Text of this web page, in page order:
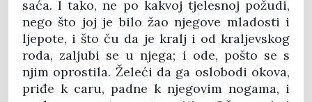
saća. I tako, ne po kakvoj tjelesnoj požudi,
nego što joj je bilo žao njegove mladosti i
ljepote, i što ču da je kralj i od kraljevskog
roda, zaljubi se u njega; i ode, pošto se s
njim oprostila. Želeći da ga oslobodi okova,
priđe k caru, padne k njegovim nogama, i